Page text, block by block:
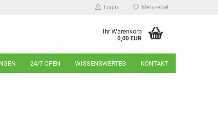
Login Merkzettel
Ihr Warenkorb
0,00 EUR
24/7 OPEN WISSENSWERTES KONTAKT